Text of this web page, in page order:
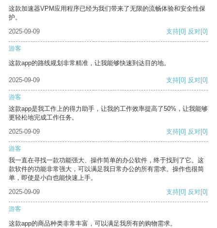
这款加速器VPM应用程序已经为我们带来了无限的流畅体验和安全性保
护。
2025-09-09
支持[0] 反对[0]
游客
这款app的路线规划非常精准，让我能够快速到达目的地。
2025-09-09 支持[0] 反对[0]
游客
这款app是我工作上的得力助手，让我的工作效率提高了50%，让我能够
更轻松地完成工作任务。
2025-09-09
支持[0] 反对[0]
游客
我一直在寻找一款功能强大、操作简单的办公软件，终于找到了它。这
款软件的功能非常强大，可以满足我日常办公的所有需求。操作也很简
单，即使是小白也能快速上手。
2025-09-09
支持[0] 反对[0]
游客
这款app的商品种类非常丰富，可以满足我所有的购物需求。